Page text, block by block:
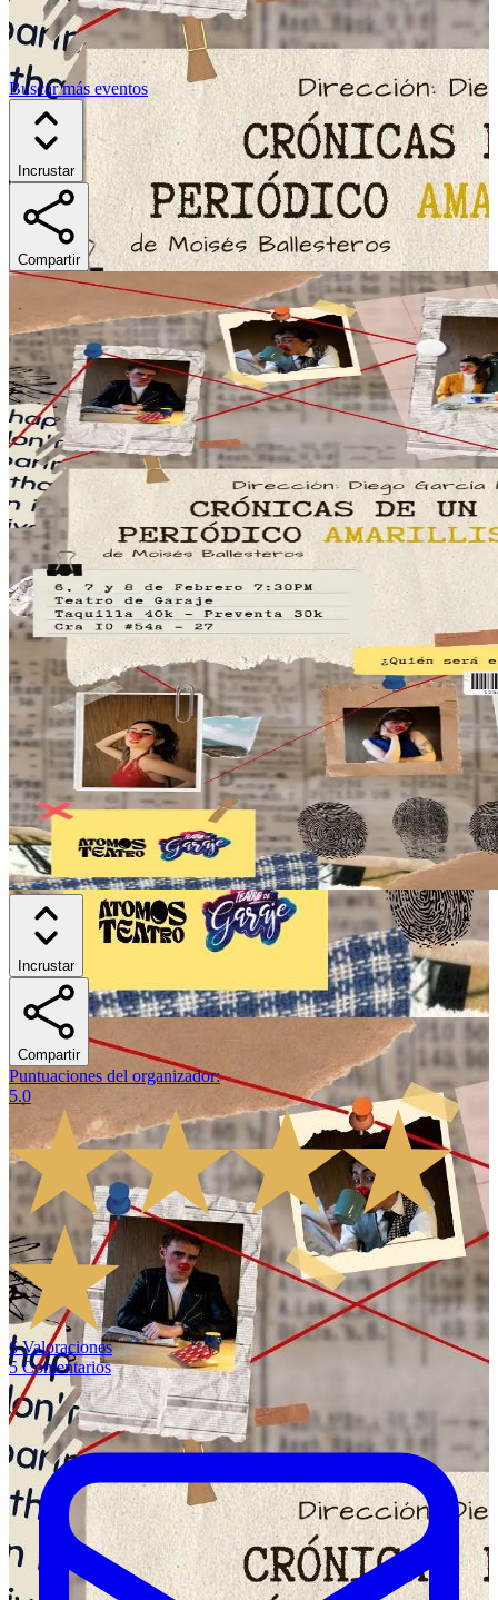
Buscar más eventos
Incrustar
Compartir
Incrustar
Compartir
Puntuaciones del organizador:
5.0
6 Valoraciones
5 Comentarios